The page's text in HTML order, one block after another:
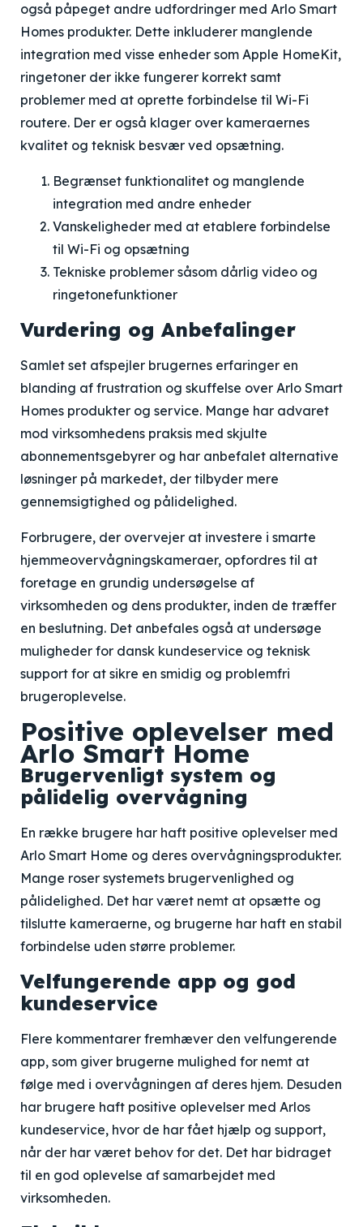
også påpeget andre udfordringer med Arlo Smart
Homes produkter. Dette inkluderer manglende
integration med visse enheder som Apple HomeKit,
ringetoner der ikke fungerer korrekt samt
problemer med at oprette forbindelse til Wi-Fi
routere. Der er også klager over kameraernes
kvalitet og teknisk besvær ved opsætning.
Begrænset funktionalitet og manglende
integration med andre enheder
Vanskeligheder med at etablere forbindelse
til Wi-Fi og opsætning
Tekniske problemer såsom dårlig video og
ringetonefunktioner
Vurdering og Anbefalinger
Samlet set afspejler brugernes erfaringer en
blanding af frustration og skuffelse over Arlo Smart
Homes produkter og service. Mange har advaret
mod virksomhedens praksis med skjulte
abonnementsgebyrer og har anbefalet alternative
løsninger på markedet, der tilbyder mere
gennemsigtighed og pålidelighed.
Forbrugere, der overvejer at investere i smarte
hjemmeovervågningskameraer, opfordres til at
foretage en grundig undersøgelse af
virksomheden og dens produkter, inden de træffer
en beslutning. Det anbefales også at undersøge
muligheder for dansk kundeservice og teknisk
support for at sikre en smidig og problemfri
brugeroplevelse.
Positive oplevelser med
Arlo Smart Home
Brugervenligt system og
pålidelig overvågning
En række brugere har haft positive oplevelser med
Arlo Smart Home og deres overvågningsprodukter.
Mange roser systemets brugervenlighed og
pålidelighed. Det har været nemt at opsætte og
tilslutte kameraerne, og brugerne har haft en stabil
forbindelse uden større problemer.
Velfungerende app og god
kundeservice
Flere kommentarer fremhæver den velfungerende
app, som giver brugerne mulighed for nemt at
følge med i overvågningen af deres hjem. Desuden
har brugere haft positive oplevelser med Arlos
kundeservice, hvor de har fået hjælp og support,
når der har været behov for det. Det har bidraget
til en god oplevelse af samarbejdet med
virksomheden.